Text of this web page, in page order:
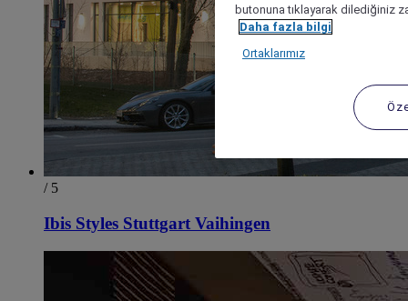
/ 5
Ibis Styles Stuttgart Vaihingen
butonuna tıklayarak dilediğiniz
Daha fazla bilgi
Ortaklarımız